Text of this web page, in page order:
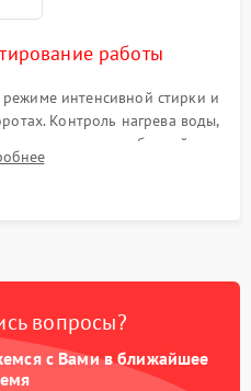
работы
интенсивной стирки и
Контроль нагрева воды,
излишних вибраций,
под корпусом.
вопросы?
с Вами в ближайшее